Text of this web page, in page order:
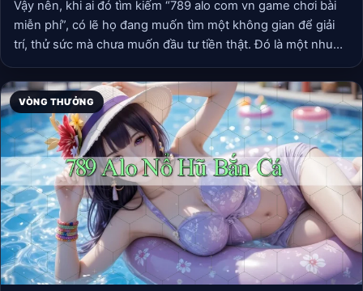
Vậy nên, khi ai đó tìm kiếm “789 alo com vn game chơi bài
miễn phí”, có lẽ họ đang muốn tìm một không gian để giải
trí, thử sức mà chưa muốn đầu tư tiền thật. Đó là một nhu
cầu rất chính đáng.
VÒNG THƯỞNG